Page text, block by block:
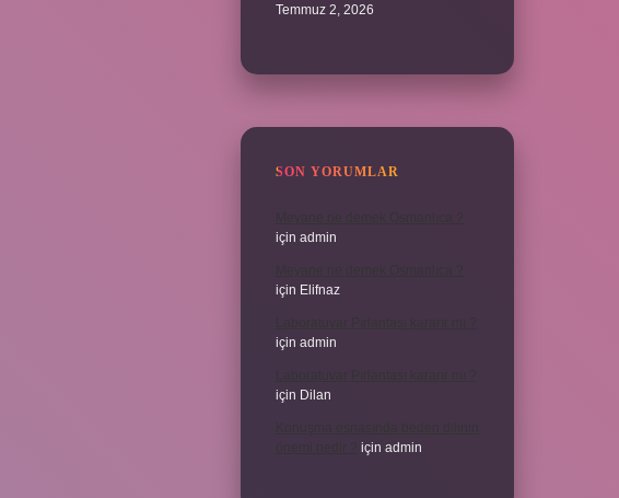
Temmuz 2, 2026
SON YORUMLAR
için admin
için Elifnaz
için admin
için Dilan
için admin